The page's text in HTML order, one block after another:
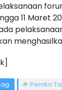
11 Maret
Pemko